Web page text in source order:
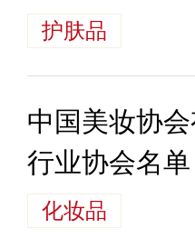
护肤品
中国美妆协
行业协会名单
化妆品